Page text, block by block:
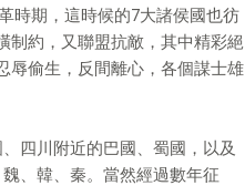
時期，這時候的7大諸侯國也彷
制約，又聯盟抗敵，其中精彩絕
辱偷生，反間離心，各個謀士雄
四川附近的巴國、蜀國，以及
、韓、秦。當然經過數年征